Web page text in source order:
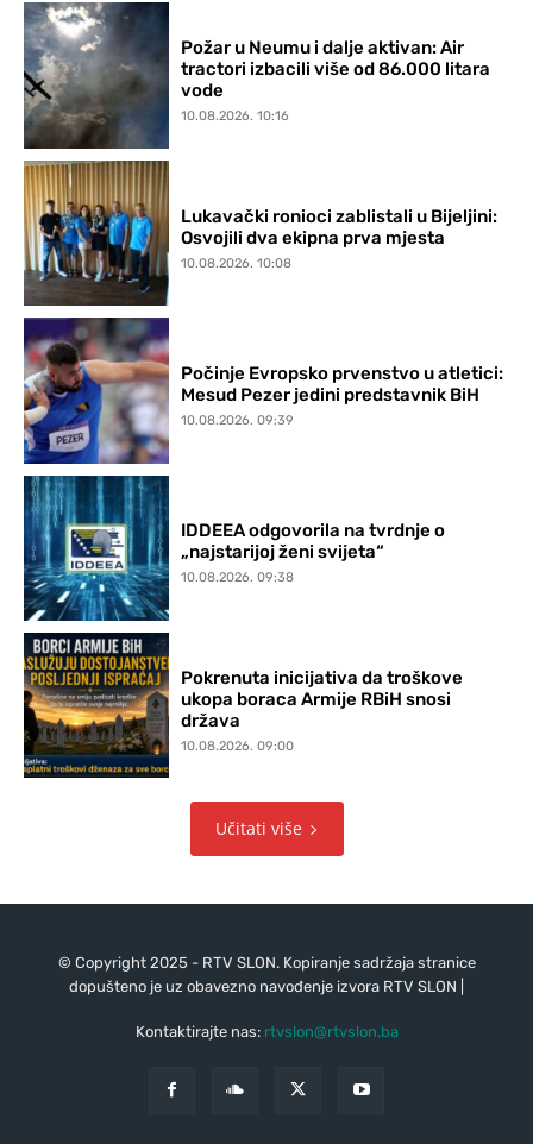
Požar u Neumu i dalje aktivan: Air
tractori izbacili više od 86.000 litara
vode
10.08.2026. 10:16
Lukavački ronioci zablistali u Bijeljini:
Osvojili dva ekipna prva mjesta
10.08.2026. 10:08
Počinje Evropsko prvenstvo u atletici:
Mesud Pezer jedini predstavnik BiH
10.08.2026. 09:39
IDDEEA odgovorila na tvrdnje o
„najstarijoj ženi svijeta“
10.08.2026. 09:38
Pokrenuta inicijativa da troškove
ukopa boraca Armije RBiH snosi
država
10.08.2026. 09:00
Učitati više
© Copyright 2025 - RTV SLON. Kopiranje sadržaja stranice
dopušteno je uz obavezno navođenje izvora RTV SLON |
Kontaktirajte nas: rtvslon@rtvslon.ba